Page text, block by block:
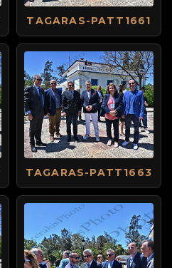
TAGARAS-PATT1661
TAGARAS-PATT1663